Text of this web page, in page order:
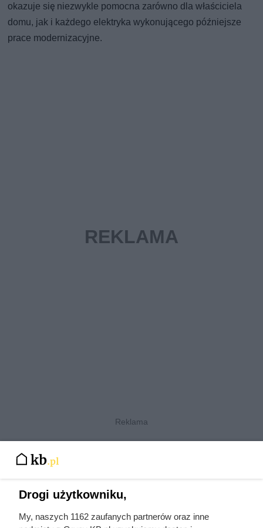
okazuje się niezwykle pomocna zarówno dla właściciela
domu, jak i każdego elektryka wykonującego późniejsze
prace modernizacyjne.
O czym trzeba pamiętać przed
ociepleniem poddasza pianką
PUR?
Najważniejszą zasadą jest współpraca wykonawcy
Drogi użytkowniku,
My, naszych 1162 zaufanych partnerów oraz inne